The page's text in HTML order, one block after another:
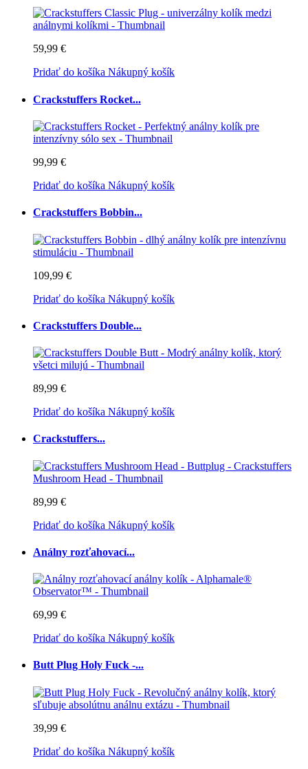
59,99 €
Pridať do košíka Nákupný košík
Crackstuffers Rocket...
99,99 €
Pridať do košíka Nákupný košík
Crackstuffers Bobbin...
109,99 €
Pridať do košíka Nákupný košík
Crackstuffers Double...
89,99 €
Pridať do košíka Nákupný košík
Crackstuffers...
89,99 €
Pridať do košíka Nákupný košík
Análny rozťahovací...
69,99 €
Pridať do košíka Nákupný košík
Butt Plug Holy Fuck -...
39,99 €
Pridať do košíka Nákupný košík